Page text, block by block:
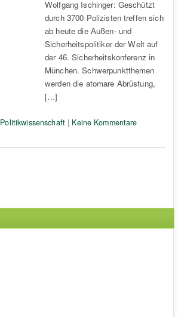
Wolfgang Ischinger: Geschützt
durch 3700 Polizisten treffen sich
ab heute die Außen- und
Sicherheitspolitiker der Welt auf
der 46. Sicherheitskonferenz in
München. Schwerpunktthemen
werden die atomare Abrüstung,
[…]
Politikwissenschaft| Keine Kommentare